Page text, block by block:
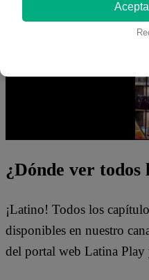
¿Dónde ver todos
¡Latino! Todos los
disponibles en nuestro
del portal web Latina